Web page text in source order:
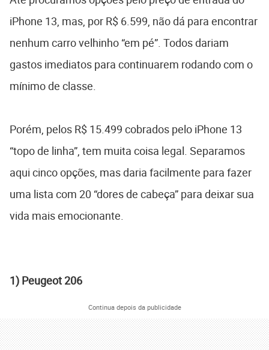
iPhone 13, mas, por R$ 6.599, não dá para encontrar
nenhum carro velhinho “em pé”. Todos dariam
gastos imediatos para continuarem rodando com o
mínimo de classe.
Porém, pelos R$ 15.499 cobrados pelo iPhone 13
“topo de linha”, tem muita coisa legal. Separamos
aqui cinco opções, mas daria facilmente para fazer
uma lista com 20 “dores de cabeça” para deixar sua
vida mais emocionante.
1) Peugeot 206
Continua depois da publicidade